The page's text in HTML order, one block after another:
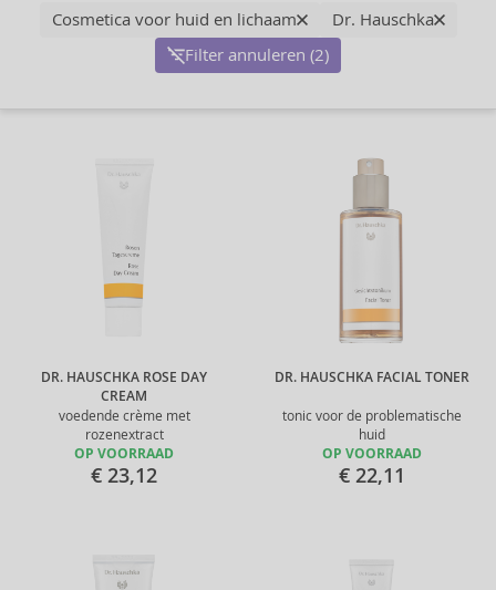
Cosmetica voor huid en lichaam
Dr. Hauschka
Filter annuleren (2)
DR. HAUSCHKA ROSE DAY
CREAM
voedende crème met
rozenextract
OP VOORRAAD
€ 23,12
DR. HAUSCHKA FACIAL TONER
tonic voor de problematische
huid
OP VOORRAAD
€ 22,11